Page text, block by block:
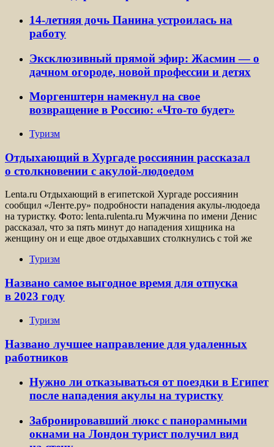
14-летняя дочь Панина устроилась на
работу
Эксклюзивный прямой эфир: Жасмин — о
дачном огороде, новой профессии и детях
Моргенштерн намекнул на свое
возвращение в Россию: «Что-то будет»
Туризм
Отдыхающий в Хургаде россиянин рассказал
о столкновении с акулой-людоедом
Lenta.ru Отдыхающий в египетской Хургаде россиянин
сообщил «Ленте.ру» подробности нападения акулы-людоеда
на туристку. Фото: lenta.rulenta.ru Мужчина по имени Денис
рассказал, что за пять минут до нападения хищника на
женщину он и еще двое отдыхавших столкнулись с той же
Туризм
Названо самое выгодное время для отпуска
в 2023 году
Туризм
Названо лучшее направление для удаленных
работников
Нужно ли отказываться от поездки в Египет
после нападения акулы на туристку
Забронировавший люкс с панорамными
окнами на Лондон турист получил вид